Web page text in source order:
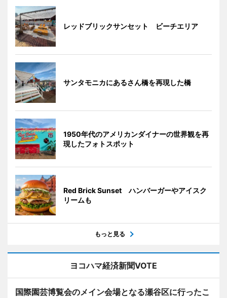
レッドブリックサンセット ビーチエリア
サンタモニカにあるさん橋を再現した橋
1950年代のアメリカンダイナーの世界観を再
現したフォトスポット
Red Brick Sunset ハンバーガーやアイスク
リームも
もっと見る
ヨコハマ経済新聞VOTE
国際園芸博覧会のメイン会場となる瀬谷区に行ったこ